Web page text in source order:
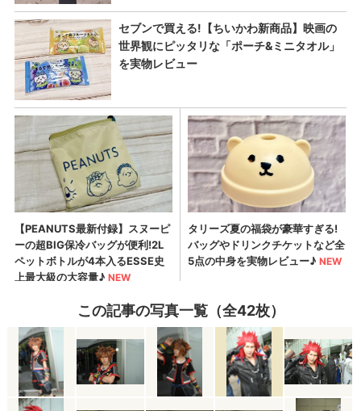
この記事の写真一覧（全42枚）